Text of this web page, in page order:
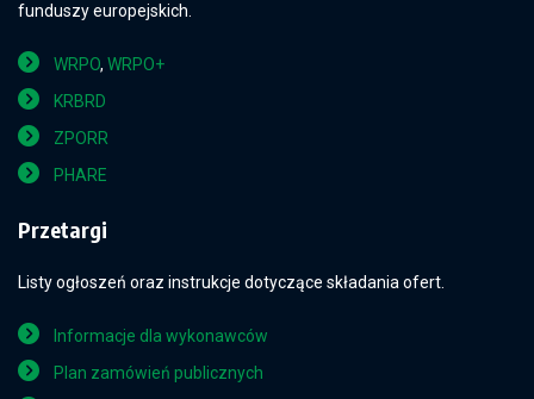
funduszy europejskich.
WRPO, WRPO+
KRBRD
ZPORR
PHARE
Przetargi
Listy ogłoszeń oraz instrukcje dotyczące składania ofert.
Informacje dla wykonawców
Plan zamówień publicznych